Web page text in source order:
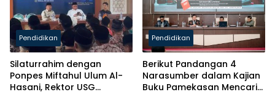
Pendidikan
Silaturrahim dengan
Ponpes Miftahul Ulum Al-
Hasani, Rektor USG
Pendidikan
Berikut Pandangan 4
Narasumber dalam Kajian
Buku Pamekasan Mencari